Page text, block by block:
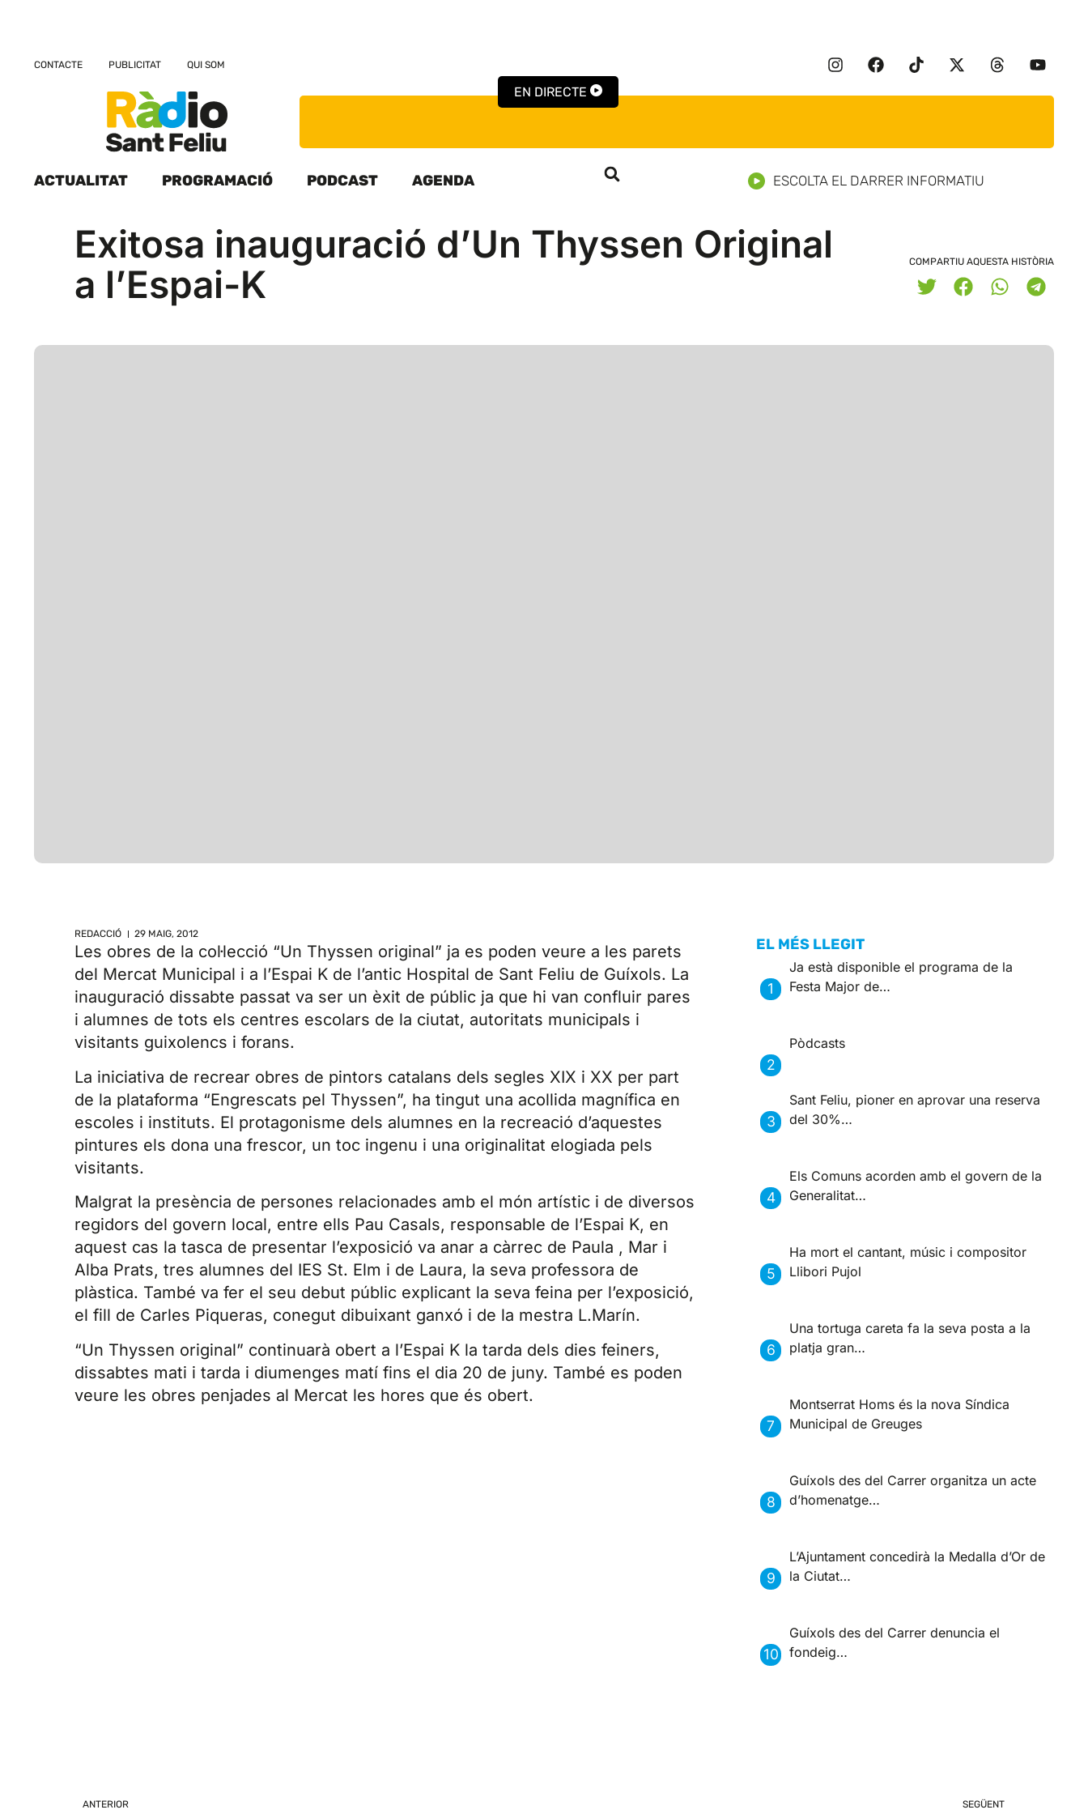
CONTACTE PUBLICITAT QUI SOM
EN DIRECTE
ACTUALITAT PROGRAMACIÓ PODCAST AGENDA ESCOLTA EL DARRER INFORMATIU
Exitosa inauguració d’Un Thyssen Original
a l’Espai-K
COMPARTIU AQUESTA HISTÒRIA
REDACCIÓ 29 MAIG, 2012
Les obres de la col·lecció “Un Thyssen original” ja es poden veure a les parets
del Mercat Municipal i a l’Espai K de l’antic Hospital de Sant Feliu de Guíxols. La
inauguració dissabte passat va ser un èxit de públic ja que hi van confluir pares
i alumnes de tots els centres escolars de la ciutat, autoritats municipals i
visitants guixolencs i forans.
La iniciativa de recrear obres de pintors catalans dels segles XIX i XX per part
de la plataforma “Engrescats pel Thyssen”, ha tingut una acollida magnífica en
escoles i instituts. El protagonisme dels alumnes en la recreació d’aquestes
pintures els dona una frescor, un toc ingenu i una originalitat elogiada pels
visitants.
Malgrat la presència de persones relacionades amb el món artístic i de diversos
regidors del govern local, entre ells Pau Casals, responsable de l’Espai K, en
aquest cas la tasca de presentar l’exposició va anar a càrrec de Paula , Mar i
Alba Prats, tres alumnes del IES St. Elm i de Laura, la seva professora de
plàstica. També va fer el seu debut públic explicant la seva feina per l’exposició,
el fill de Carles Piqueras, conegut dibuixant ganxó i de la mestra L.Marín.
“Un Thyssen original” continuarà obert a l’Espai K la tarda dels dies feiners,
dissabtes mati i tarda i diumenges matí fins el dia 20 de juny. També es poden
veure les obres penjades al Mercat les hores que és obert.
EL MÉS LLEGIT
Ja està disponible el programa de la
Festa Major de…
Pòdcasts
Sant Feliu, pioner en aprovar una reserva
del 30%…
Els Comuns acorden amb el govern de la
Generalitat…
Ha mort el cantant, músic i compositor
Llibori Pujol
Una tortuga careta fa la seva posta a la
platja gran…
Montserrat Homs és la nova Síndica
Municipal de Greuges
Guíxols des del Carrer organitza un acte
d’homenatge…
L’Ajuntament concedirà la Medalla d’Or de
la Ciutat…
Guíxols des del Carrer denuncia el
fondeig…
ANTERIOR SEGÜENT